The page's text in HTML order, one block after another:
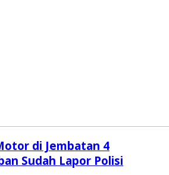
di Jembatan 4
Sudah Lapor Polisi